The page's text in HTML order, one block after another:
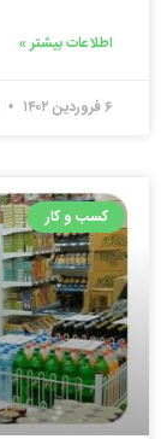
اطلاعات بیشتر »
۶ فروردین ۱۴۰۲
کسب و کار